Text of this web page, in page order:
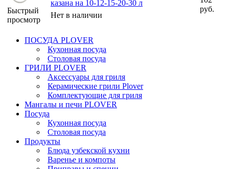
Быстрый
просмотр
казана на 10-12-15-20-30 л
Нет в наличии
руб.
ПОСУДА PLOVER
Кухонная посуда
Столовая посуда
ГРИЛИ PLOVER
Аксессуары для гриля
Керамические грили Plover
Комплектующие для гриля
Мангалы и печи PLOVER
Посуда
Кухонная посуда
Столовая посуда
Продукты
Блюда узбекской кухни
Варенье и компоты